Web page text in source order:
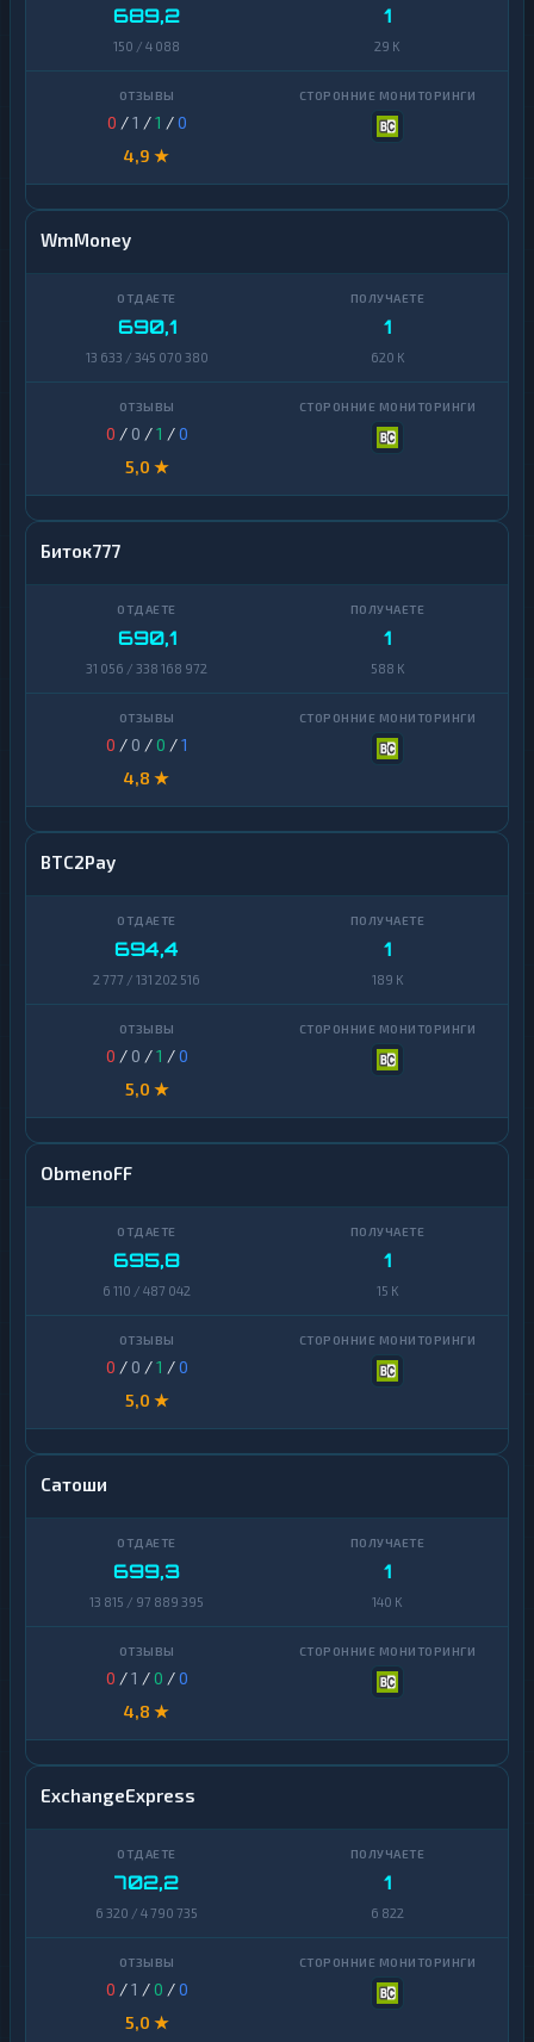
689,2
150 / 4 088
1
29 K
0 /1 /1 /0
4,9 ★
WmMoney
690,1
13 633 / 345 070 380
1
620 K
0 / 0 /1 /0
5,0 ★
Биток777
690,1
31 056 / 338 168 972
1
588 K
0 / 0 /0 /1
4,8 ★
BTC2Pay
694,4
2 777 / 131 202 516
1
189 K
0 / 0 /1 /0
5,0 ★
ObmenoFF
695,8
6 110 / 487 042
1
15 K
0 / 0 /1 /0
5,0 ★
Сатоши
699,3
13 815 / 97 889 395
1
140 K
0 /1 /0 /0
4,8 ★
ExchangeExpress
702,2
6 320 / 4 790 735
1
6 822
0 /1 /0 /0
5,0 ★